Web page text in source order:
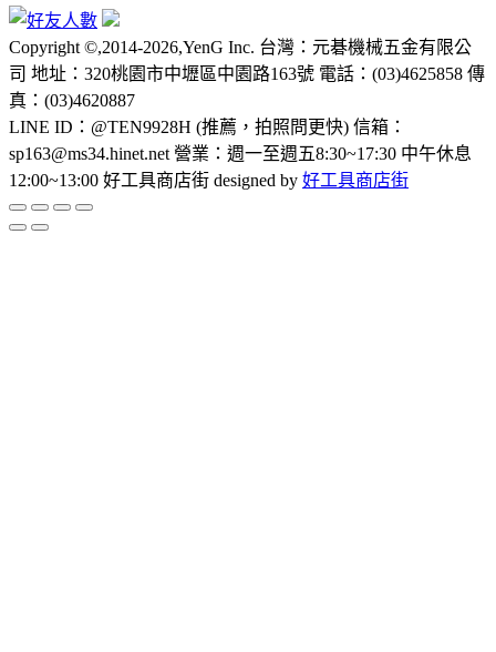
Copyright ©,2014-2026,YenG Inc. 台灣：元碁機械五金有限公
司 地址：320桃園市中壢區中園路163號 電話：(03)4625858 傳
真：(03)4620887
LINE ID：@TEN9928H (推薦，拍照問更快) 信箱：
sp163@ms34.hinet.net 營業：週一至週五8:30~17:30 中午休息
12:00~13:00 好工具商店街 designed by 好工具商店街